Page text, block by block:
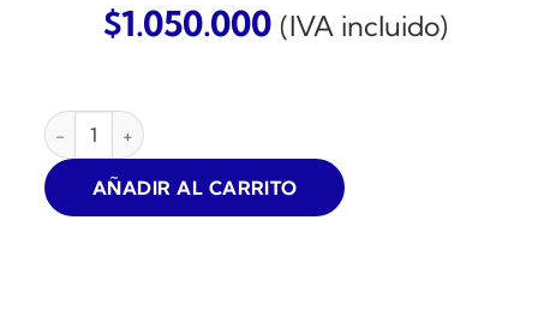
$1.050.000 (IVA incluido)
CABEZAL COMPRESOR MSV-20MAX 12BAR 20CFM
AÑADIR AL CARRITO